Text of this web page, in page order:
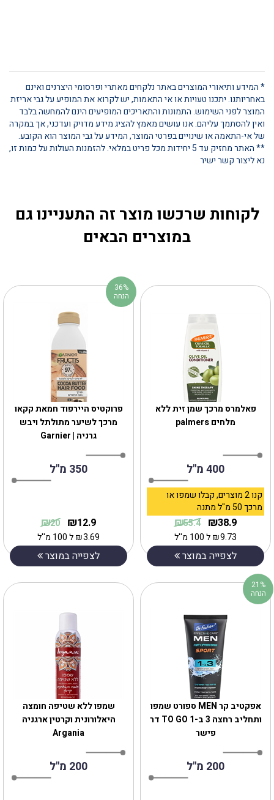
* המידע ותיאורי המוצרים באתר נלקחים מאתרי ופרסומי היצרנים ואינם
באחריותנו. יתכנו טעויות או אי התאמות, יש לקרוא את המופיע על גבי אריזת
המוצר לפני השימוש. התמונות והתאריכים המופיעים הינם להמחשה בלבד
ואין להסתמך עליהם. אנו עושים מאמץ להציג מידע מדויק ועדכני, אך במקרה
של אי-התאמה או שינויים בפרטי המוצר, המידע על גבי המוצר הוא הקובע.
** האתר מחזיק עד 5 יחידות מכל פריט במלאי. להזמנות העולות על כמות זו,
נא ליצור קשר ישיר
לקוחות שרכשו מוצר זה התעניינו גם
במוצרים הבאים
‎פרוקטיס היירפוד חמאת קקאו
מרכך לשיער מתולתל ויבש
גרניה | Garnier
350 מ"ל
12.9
₪
20
₪
3.69
₪ל 100 מ''ל
לצפייה במוצר
36%
הנחה
פאלמרס מרכך שמן זית ללא
מלחים palmers
400 מ"ל
קנו 2 מוצרים, קבלו שמפו או
מרכך 50 מ"ל מתנה
38.9
₪
55.4
₪
9.73
₪ל 100 מ''ל
לצפייה במוצר
שמפו ללא שטיפה חומצה
היאלורונית וקרטין ארגניה
Argania
200 מ"ל
‎אפקטיב קר MEN ספורט שמפו
ותחליב רחצה 3 ב-1 TO GO דר
פישר
200 מ"ל
21%
הנחה